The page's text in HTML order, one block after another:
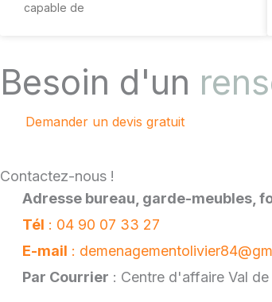
capable de
Besoin d'un
Demander un devis gratuit
Contactez-nous !
Adresse bureau, garde-meubles,
Tél : 04 90 07 33 27
E-mail :
Par Courrier : Centre d'affaire Val